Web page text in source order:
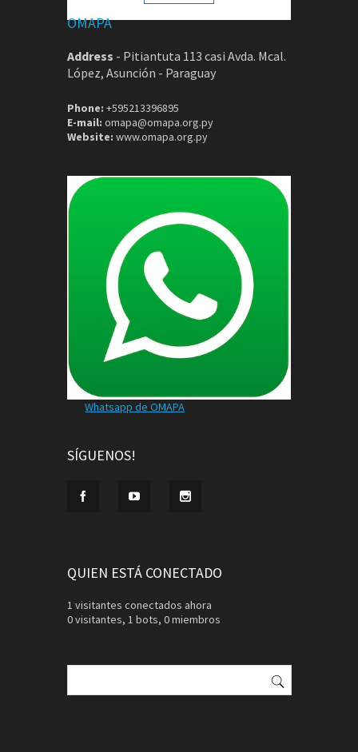
OMAPA
Address - Pitiantuta 113 casi Avda. Mcal.
López, Asunción - Paraguay
Phone: +595213396895
E-mail: omapa@omapa.org.py
Website: www.omapa.org.py
Whatsapp de OMAPA
SÍGUENOS!
QUIEN ESTÁ CONECTADO
1 visitantes conectados ahora
0 visitantes, 1 bots, 0 miembros
Buscar: